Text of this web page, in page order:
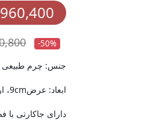
-50%
جنس: چرم طبیعی
ابعاد: عرض9cm، ارتفاع19cm
دارای جاکارتی با